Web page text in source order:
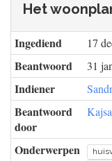
Het
Ingediend 17
Beantwoord 31
Indiener
Beantwoord
door
Onderwerpen